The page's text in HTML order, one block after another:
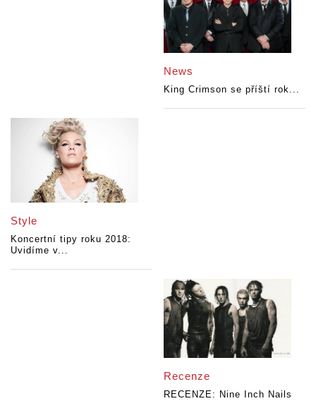
News
King Crimson se příští rok...
Style
Koncertní tipy roku 2018:
Uvidíme v...
Recenze
RECENZE: Nine Inch Nails